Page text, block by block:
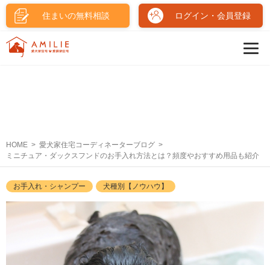
住まいの無料相談 ログイン・会員登録
HOME
愛犬家住宅コーディネーターブログ
ミニチュア・ダックスフンドのお手入れ方法とは？頻度やおすすめ用品も紹介
お手入れ・シャンプー 犬種別【ノウハウ】